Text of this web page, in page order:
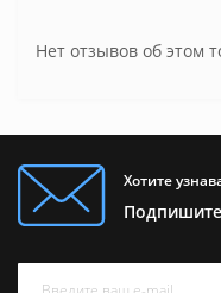
Нет отзывов об этом
Хотите